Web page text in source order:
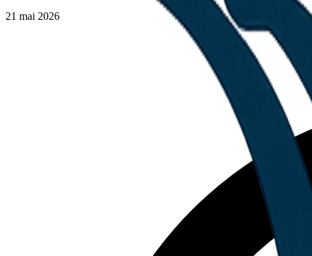
21 mai 2026